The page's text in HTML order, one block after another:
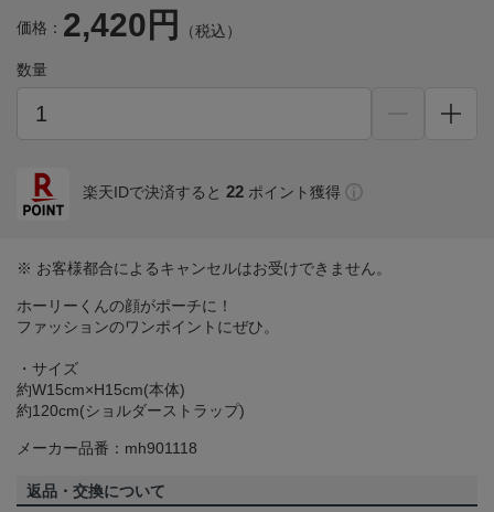
価格： 2,420円 （税込）
数量
楽天IDで決済すると 22 ポイント獲得
※ お客様都合によるキャンセルはお受けできません。
ホーリーくんの顔がポーチに！
ファッションのワンポイントにぜひ。
・サイズ
約W15cm×H15cm(本体)
約120cm(ショルダーストラップ)
メーカー品番：mh901118
返品・交換について